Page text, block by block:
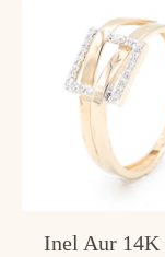
Inel Aur 14K